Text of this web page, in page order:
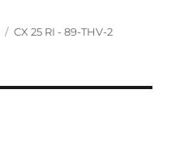
Categorieën
CX 25 RI - 89-THV-2